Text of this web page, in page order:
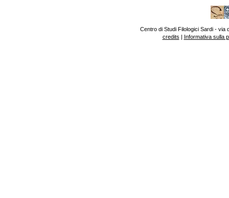
Centro di Studi Filologici Sardi - via
credits | Informativa sulla